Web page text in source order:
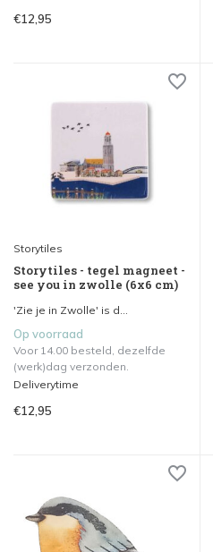
€12,95
Storytiles
Storytiles - tegel magneet -
see you in zwolle (6x6 cm)
'Zie je in Zwolle' is d...
Op voorraad
Voor 14.00 besteld, dezelfde
(werk)dag verzonden.
Deliverytime
€12,95